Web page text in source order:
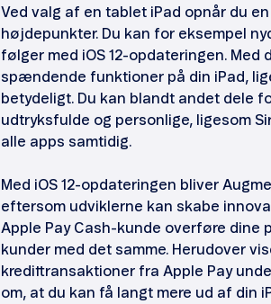
Ved valg af en tablet iPad opnår du
højdepunkter. Du kan for eksempel
følger med iOS 12-opdateringen.
spændende funktioner på din iPad,
betydeligt. Du kan blandt andet dele
udtryksfulde og personlige, ligesom
alle apps samtidig.
Med iOS 12-opdateringen bliver
eftersom udviklerne kan skabe
Apple Pay Cash-kunde overføre dine
kunder med det samme. Herudover
kredittransaktioner fra Apple Pay
om, at du kan få langt mere ud af din